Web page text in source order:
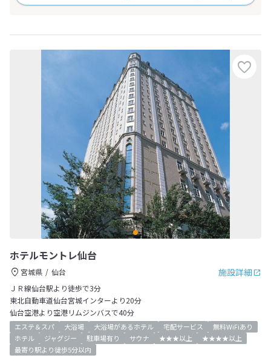
ホテルモントレ仙台
施設詳細
宮城県
仙台
ＪＲ線仙台駅より徒歩で3分
東北自動車道仙台宮城インターより20分
仙台空港より空港リムジンバスで40分
エステ＆スパ 大浴場 大浴場があるホテル 宅配サービス
無料WiFiあり
ホテル
ジャグジー 駐車場有り サウナ ★★★以上
★★★★以上
最寄り駅より徒歩5分以内